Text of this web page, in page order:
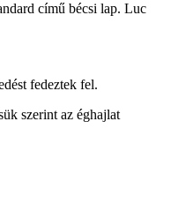
című bécsi lap. Luc
fedeztek fel.
szerint az éghajlat